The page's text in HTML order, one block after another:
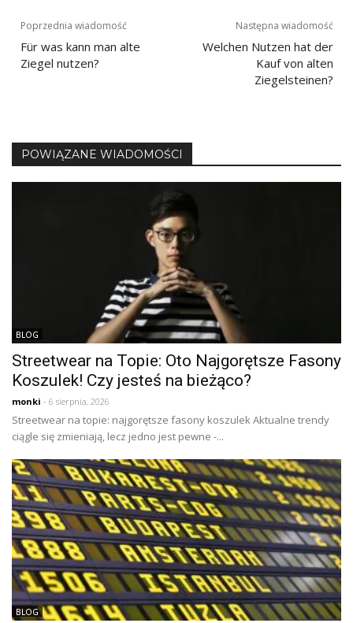
Nawigacja
wpisu
Poprzednia wiadomość
Für was kann man alte
Ziegel nutzen?
Następna wiadomość
Welchen Nutzen hat der
Kauf von alten
Ziegelsteinen?
POWIĄZANE WIADOMOŚCI
BLOG
Streetwear na Topie: Oto Najgorętsze Fasony
Koszulek! Czy jesteś na bieżąco?
monki - 6 sierpnia, 2026
Streetwear na topie: najgorętsze fasony koszulek Aktualne trendy
ciągle się zmieniają, lecz jedno jest pewne -...
BLOG